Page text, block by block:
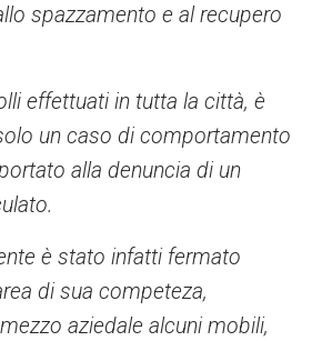
spazzamento e al recupero
effettuati in tutta la città, è
un caso di comportamento
alla denuncia di un
è stato infatti fermato
di sua competeza,
aziedale alcuni mobili,